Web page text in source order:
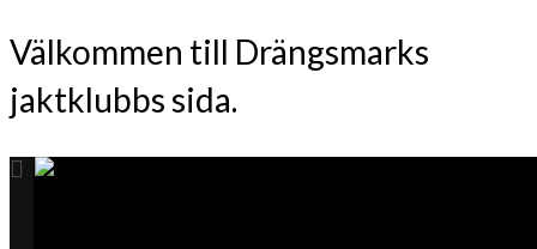
Välkommen till Drängsmarks
jaktklubbs sida.